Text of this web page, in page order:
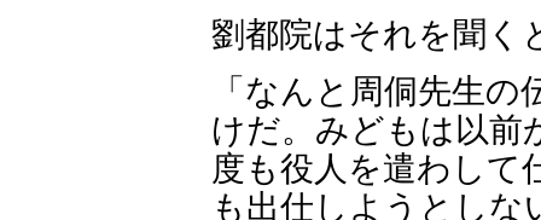
劉都院はそれを聞く
「なんと周侗先生
けだ。みどもは以前
度も役人を遣わして
も出仕しようとし